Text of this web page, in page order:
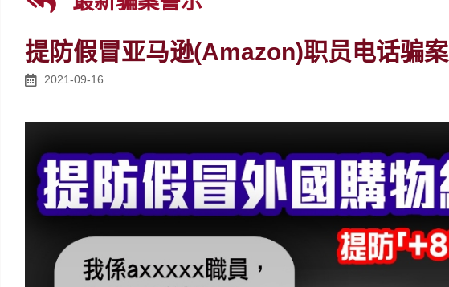
提防假冒亚马逊(Amazon)职员电话骗案
2021-09-16